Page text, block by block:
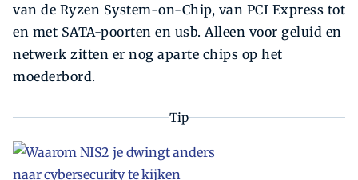
van de Ryzen System-on-Chip, van PCI Express tot
en met SATA-poorten en usb. Alleen voor geluid en
netwerk zitten er nog aparte chips op het
moederbord.
Tip